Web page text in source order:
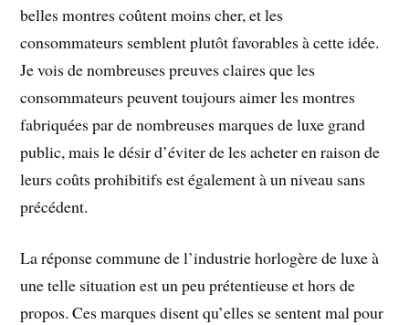
belles montres coûtent moins cher, et les
consommateurs semblent plutôt favorables à cette idée.
Je vois de nombreuses preuves claires que les
consommateurs peuvent toujours aimer les montres
fabriquées par de nombreuses marques de luxe grand
public, mais le désir d’éviter de les acheter en raison de
leurs coûts prohibitifs est également à un niveau sans
précédent.
La réponse commune de l’industrie horlogère de luxe à
une telle situation est un peu prétentieuse et hors de
propos. Ces marques disent qu’elles se sentent mal pour